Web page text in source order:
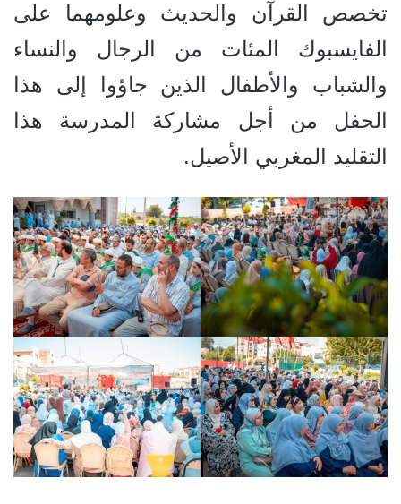
تخصص القرآن والحديث وعلومهما على
الفايسبوك المئات من الرجال والنساء
والشباب والأطفال الذين جاؤوا إلى هذا
الحفل من أجل مشاركة المدرسة هذا
التقليد المغربي الأصيل.